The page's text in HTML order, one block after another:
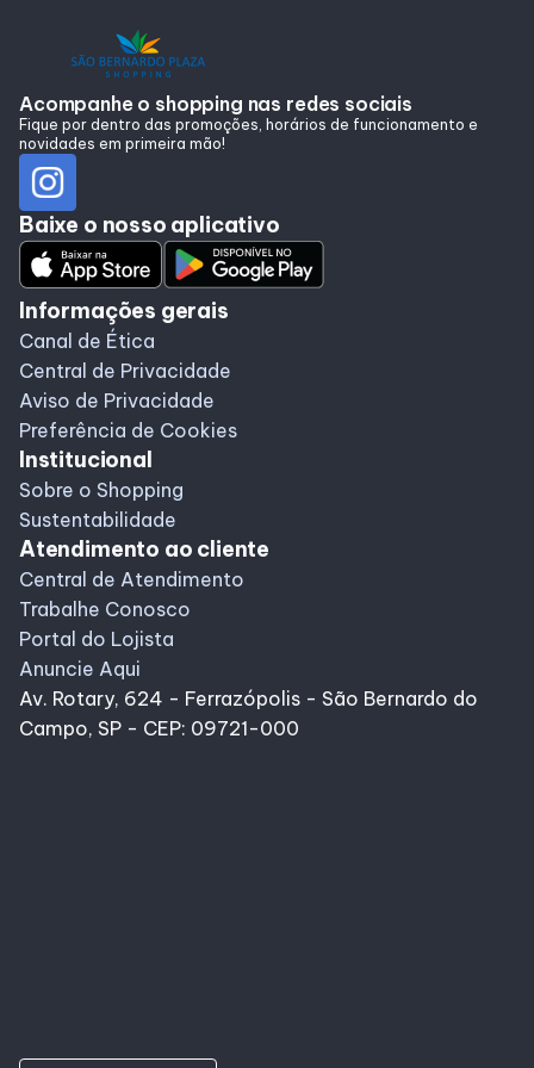
Programa de benefícios
Acompanhe o shopping nas redes sociais
Fique por dentro das promoções, horários de funcionamento e
novidades em primeira mão!
Baixe o nosso aplicativo
Informações gerais
Canal de Ética
Central de Privacidade
Aviso de Privacidade
Preferência de Cookies
Institucional
Sobre o Shopping
Sustentabilidade
Atendimento ao cliente
Central de Atendimento
Trabalhe Conosco
Portal do Lojista
Anuncie Aqui
Av. Rotary, 624 - Ferrazópolis - São Bernardo do
Campo, SP - CEP: 09721-000